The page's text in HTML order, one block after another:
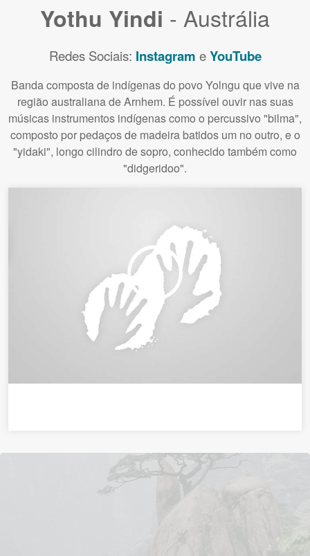
Yothu Yindi - Austrália
Redes Sociais: Instagram eYouTube
Banda composta de indígenas do povo Yolngu que vive na
região australiana de Arnhem. É possível ouvir nas suas
músicas instrumentos indígenas como o percussivo "bilma",
composto por pedaços de madeira batidos um no outro, e o
"yidaki", longo cilindro de sopro, conhecido também como
"didgeridoo".